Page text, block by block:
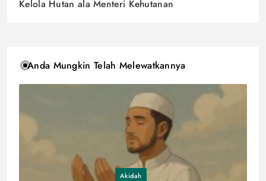
Kelola Hutan ala Menteri Kehutanan
Anda Mungkin Telah Melewatkannya
Akidah